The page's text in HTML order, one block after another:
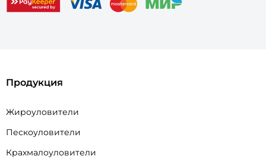
Продукция
Жироуловители
Пескоуловители
Крахмалоуловители